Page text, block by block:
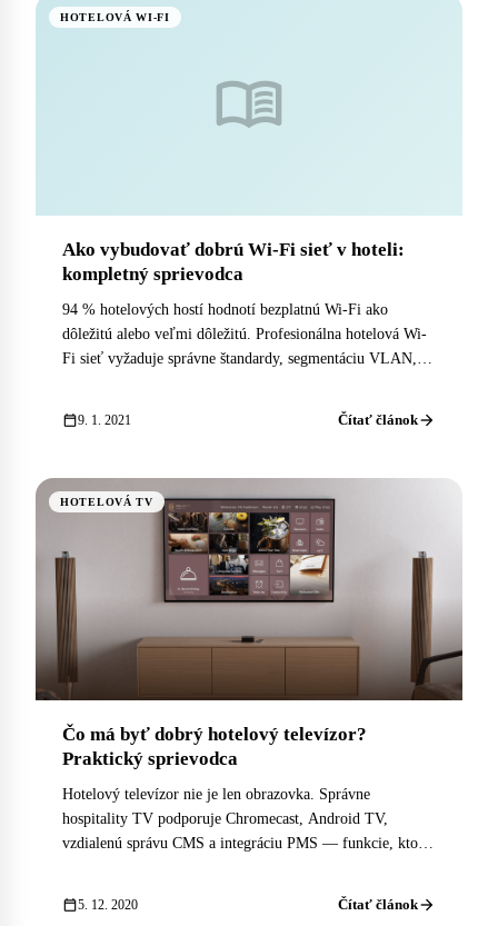
menu_book
HOTELOVÁ WI-FI
Ako vybudovať dobrú Wi-Fi sieť v hoteli:
kompletný sprievodca
94 % hotelových hostí hodnotí bezplatnú Wi-Fi ako
dôležitú alebo veľmi dôležitú. Profesionálna hotelová Wi-
Fi sieť vyžaduje správne štandardy, segmentáciu VLAN,
prístupových bodov. Tu je, čo treba správne nastaviť.
calendar_today9. 1. 2021 Čítať článokarrow_forward
HOTELOVÁ TV
Čo má byť dobrý hotelový televízor?
Praktický sprievodca
Hotelový televízor nie je len obrazovka. Správne
hospitality TV podporuje Chromecast, Android TV,
vzdialenú správu CMS a integráciu PMS — funkcie, ktoré
calendar_today5. 12. 2020 Čítať článokarrow_forward